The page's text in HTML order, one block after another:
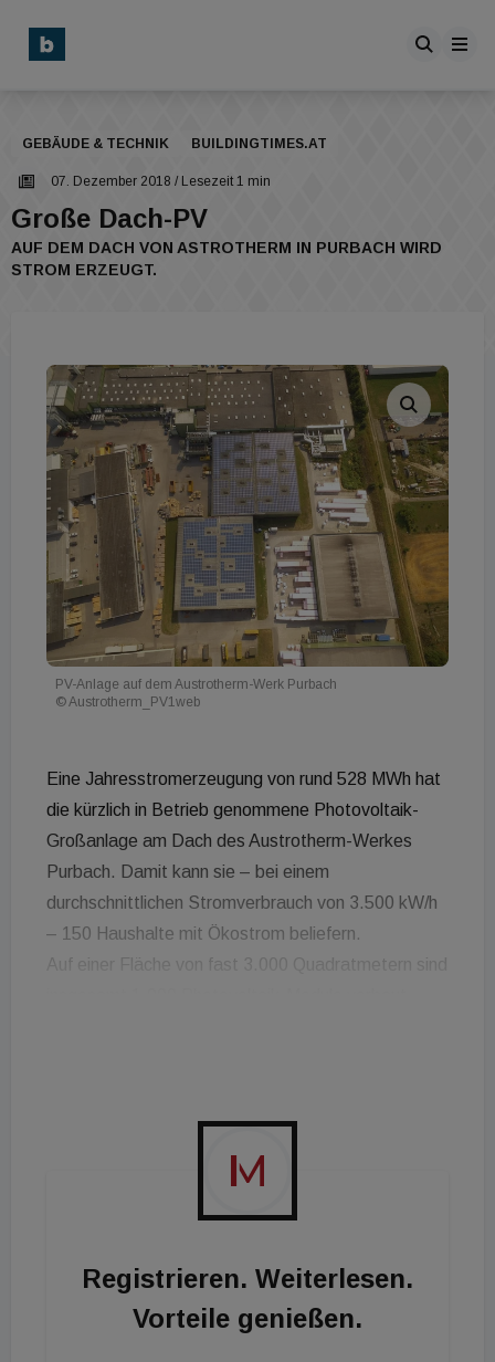
GEBÄUDE & TECHNIK BUILDINGTIMES.AT
07. Dezember 2018 / Lesezeit 1 min
Große Dach-PV
AUF DEM DACH VON ASTROTHERM IN PURBACH WIRD
STROM ERZEUGT.
PV-Anlage auf dem Austrotherm-Werk Purbach
© Austrotherm_PV1web
Eine Jahresstromerzeugung von rund 528 MWh hat
die kürzlich in Betrieb genommene Photovoltaik-
Großanlage am Dach des Austrotherm-Werkes
Purbach. Damit kann sie – bei einem
durchschnittlichen Stromverbrauch von 3.500 kW/h
– 150 Haushalte mit Ökostrom beliefern.
Auf einer Fläche von fast 3.000 Quadratmetern sind
Registrieren. Weiterlesen.
Vorteile genießen.